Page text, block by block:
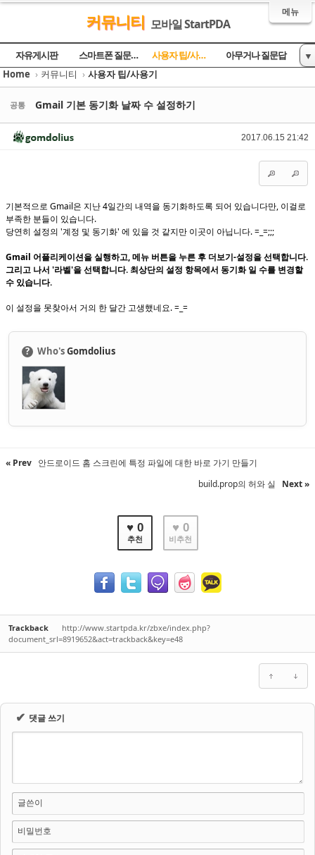
메뉴
커뮤니티 모바일 StartPDA
자유게시판 스마트폰 질문과 답 사용자 팁/사용기
아무거나 질문답
토론의 장
▼
Home › 커뮤니티 › 사용자 팁/사용기
공통
2017.06.15 21:42
Gmail 기본 동기화 날짜 수 설정하기
기본적으로 Gmail은 지난 4일간의 내역을 동기화하도록 되어 있습니다만, 이걸로
부족한 분들이 있습니다.
당연히 설정의 '계정 및 동기화' 에 있을 것 같지만 이곳이 아닙니다. =_=;;;
Gmail 어플리케이션을 실행하고, 메뉴 버튼을 누른 후 더보기-설정을 선택합니다.
그리고 나서 '라벨'을 선택합니다. 최상단의 설정 항목에서 동기화 일 수를 변경할
수 있습니다.
이 설정을 못찾아서 거의 한 달간 고생했네요. =_=
? Who'sGomdolius
« Prev 안드로이드 홈 스크린에 특정 파일에 대한 바로 가기 만들기
build.prop의 허와 실
Next »
♥ 0
추천
♥ 0
비추천
Trackback
http://www.startpda.kr/zbxe/index.php?
document_srl=8919652&act=trackback&key=e48
✔ 댓글 쓰기
글쓴이
비밀번호
Sketchbook5, 스케치북5
Sketchbook5, 스케치북5
Sketchbook5, 스케치북5
Sketchbook5, 스케치북5